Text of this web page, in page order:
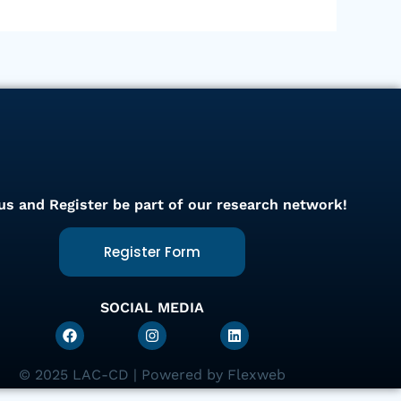
and Register be part of our research network!
Register Form
SOCIAL MEDIA
F
a
e
b
I
n
t
a
L
i
k
e
© 2025 LAC-CD | Powered by Flexweb